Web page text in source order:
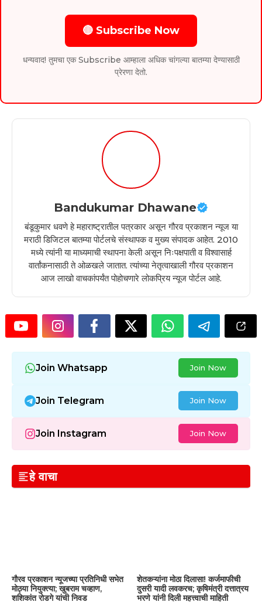
🔴 Subscribe Now
धन्यवाद! तुमचा एक Subscribe आम्हाला अधिक चांगल्या बातम्या देण्यासाठी
प्रेरणा देतो.
Bandukumar Dhawane
बंडूकुमार धवणे हे महाराष्ट्रातील पत्रकार असून गौरव प्रकाशन न्यूज या
मराठी डिजिटल बातम्या पोर्टलचे संस्थापक व मुख्य संपादक आहेत. 2010
मध्ये त्यांनी या माध्यमाची स्थापना केली असून निःपक्षपाती व विश्वासार्ह
वार्तांकनासाठी ते ओळखले जातात. त्यांच्या नेतृत्वाखाली गौरव प्रकाशन
आज लाखो वाचकांपर्यंत पोहोचणारे लोकप्रिय न्यूज पोर्टल आहे.
Join Whatsapp Join Now
Join Telegram Join Now
Join Instagram Join Now
हे वाचा
गौरव प्रकाशन न्यूजच्या प्रतिनिधी सभेत
मोठ्या नियुक्त्या; खुबराम चव्हाण,
शशिकांत रोडगे यांची निवड
शेतकऱ्यांना मोठा दिलासा! कर्जमाफीची
दुसरी यादी लवकरच; कृषिमंत्री दत्तात्रय
भरणे यांनी दिली महत्त्वाची माहिती